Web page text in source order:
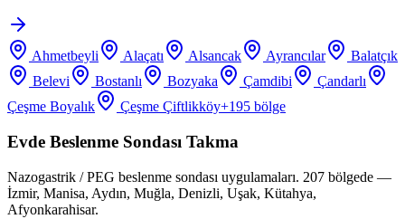
Ahmetbeyli Alaçatı Alsancak Ayrancılar
Balatçık
Belevi
Bostanlı Bozyaka Çamdibi
Çandarlı
Çeşme Boyalık
Çeşme Çiftlikköy+195 bölge
Evde Beslenme Sondası Takma
Nazogastrik / PEG beslenme sondası uygulamaları. 207 bölgede —
İzmir, Manisa, Aydın, Muğla, Denizli, Uşak, Kütahya,
Afyonkarahisar.